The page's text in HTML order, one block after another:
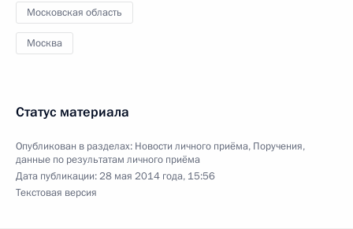
Московская область
Москва
Статус материала
Опубликован в разделах: Новости личного приёма, Поручения,
данные по результатам личного приёма
Дата публикации:28 мая 2014 года, 15:56
Текстовая версия